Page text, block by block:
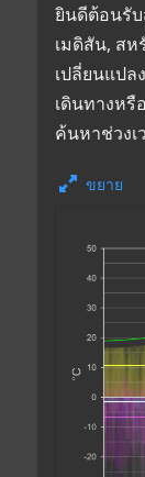
ยินดีต้อนรับ
เมดิสัน, ส
เปลี่ยนแป
เดินทางห
ค้นหาช่วง
ขยาย